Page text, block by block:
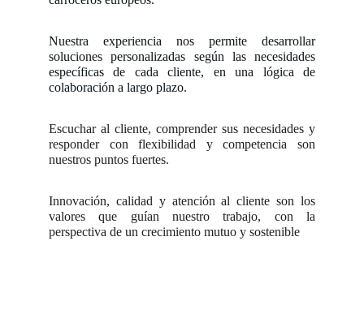
Nuestra experiencia nos permite desarrollar
soluciones personalizadas según las necesidades
específicas de cada cliente, en una lógica de
colaboración a largo plazo.
Escuchar al cliente, comprender sus necesidades y
responder con flexibilidad y competencia son
nuestros puntos fuertes.
Innovación, calidad y atención al cliente son los
valores que guían nuestro trabajo, con la
perspectiva de un crecimiento mutuo y sostenible